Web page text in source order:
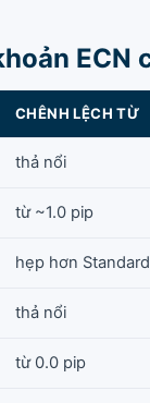
ECN
CHÊNH LỆCH TỪ
thả nổi
từ ~1.0 pip
hẹp hơn Standard
thả nổi
từ 0.0 pip